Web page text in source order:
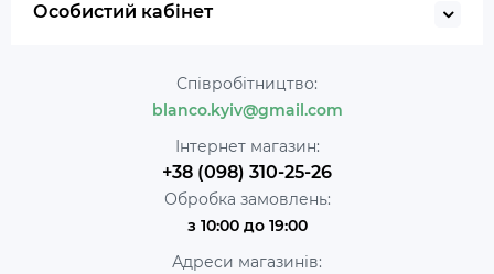
Особистий кабінет
Співробітництво:
blanco.kyiv@gmail.com
Інтернет магазин:
+38 (098) 310-25-26
Обробка замовлень:
з 10:00 до 19:00
Адреси магазинів: